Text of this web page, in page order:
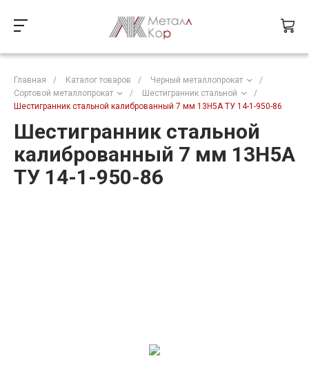
Главная / Каталог товаров / Черный металлопрокат
/
Сортовой металлопрокат
/ Шестигранник стальной
/
Шестигранник стальной калиброванный 7 мм 13Н5А ТУ 14-1-950-86
Шестигранник стальной
калиброванный 7 мм 13Н5А
ТУ 14-1-950-86